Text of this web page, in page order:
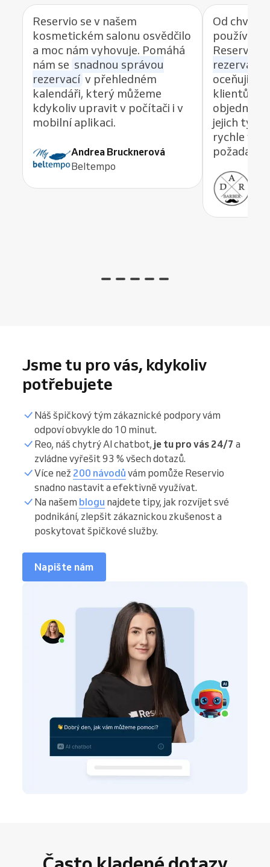
Reservio se v našem
kosmetickém salonu osvědčilo
a moc nám vyhovuje. Pomáhá
nám se snadnou správou
rezervací v přehledném
kalendáři, který můžeme
kdykoliv upravit v počítači i v
mobilní aplikaci.
Andrea Brucknerová
Beltempo
Od chvíle,
používat
Reservio,
rezervací
oceňuji
klientům
jejich tým
rychle
Jsme tu pro vás, kdykoliv
potřebujete
Náš špičkový tým zákaznické podpory vám
odpoví obvykle do 10 minut.
Reo, náš chytrý AI chatbot, je tu pro vás 24/7 a
zvládne vyřešit 93 % všech dotazů.
Více než 200 návodů vám pomůže Reservio
snadno nastavit a efektivně využívat.
Na našem blogu najdete tipy, jak rozvíjet své
podnikání, zlepšit zákaznickou zkušenost a
poskytovat špičkové služby.
Napište nám